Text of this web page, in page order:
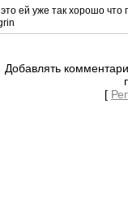
это ей уже так хорошо что
Добавлять
[